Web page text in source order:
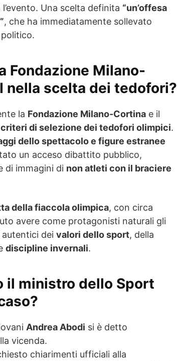
Una scelta definita “un’offesa
, che ha immediatamente sollevato
Fondazione Milano-
nella scelta dei tedofori?
la Fondazione Milano-Cortina e il
criteri di selezione dei tedofori olimpici.
dello spettacolo e figure estranee
un acceso dibattito pubblico,
di immagini di non atleti con il braciere
della fiaccola olimpica, con circa
avere come protagonisti naturali gli
autentici dei valori dello sport, della
discipline invernali.
il ministro dello Sport
Andrea Abodi si è detto
vicenda.
chiarimenti ufficiali alla